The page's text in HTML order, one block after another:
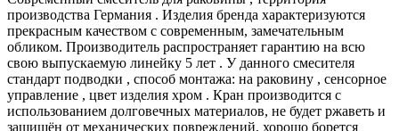
производства Германия . Изделия бренда характеризуются
прекрасным качеством с современным, замечательным
обликом. Производитель распространяет гарантию на всю
свою выпускаемую линейку 5 лет . У данного смесителя
стандарт подводки , способ монтажа: на раковину , сенсорное
управление , цвет изделия хром . Кран производится с
использованием долговечных материалов, не будет ржаветь и
защищён от механических повреждений, хорошо борется